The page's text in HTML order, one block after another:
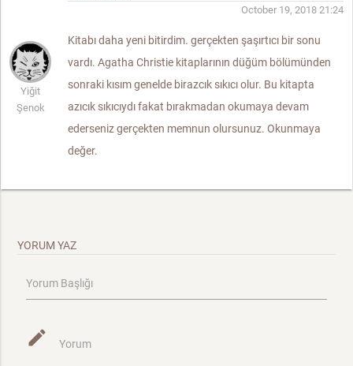
Yiğit
Şenok
October 19, 2018 21:24
Kitabı daha yeni bitirdim. gerçekten şaşırtıcı bir sonu
vardı. Agatha Christie kitaplarının düğüm bölümünden
sonraki kısım genelde birazcık sıkıcı olur. Bu kitapta
azıcık sıkıcıydı fakat bırakmadan okumaya devam
ederseniz gerçekten memnun olursunuz. Okunmaya
değer.
YORUM YAZ
Yorum Başlığı
mode_edit Yorum